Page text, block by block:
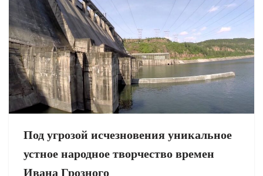
Под угрозой исчезновения уникальное
устное народное творчество времен
Ивана Грозного